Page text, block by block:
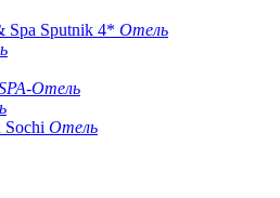
Spa Sputnik 4* Отель
Отель
Sochi Отель